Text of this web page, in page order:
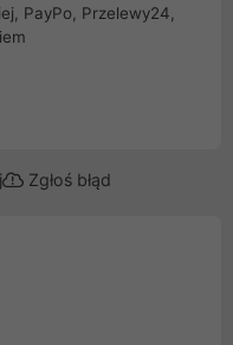
PayPo, Przelewy24,
Zgłoś błąd